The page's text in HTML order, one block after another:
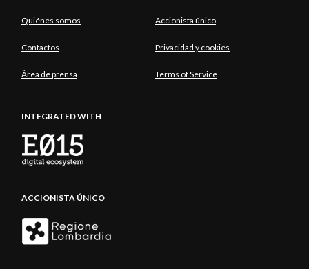
Quiénes somos Accionista único
Contactos Privacidad y cookies
Área de prensa Terms of Service
INTEGRATED WITH
ACCIONISTA ÚNICO